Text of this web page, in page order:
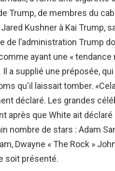
Trump, de membres du
Kushner à Kai Trump,
de l’administration Trump
ayant une « tendance
a supplié une préposée,
qu'il laissait tomber.
déclaré. Les grandes
après que White ait
nombre de stars : Adam
Dwayne « The Rock »
soit présenté.